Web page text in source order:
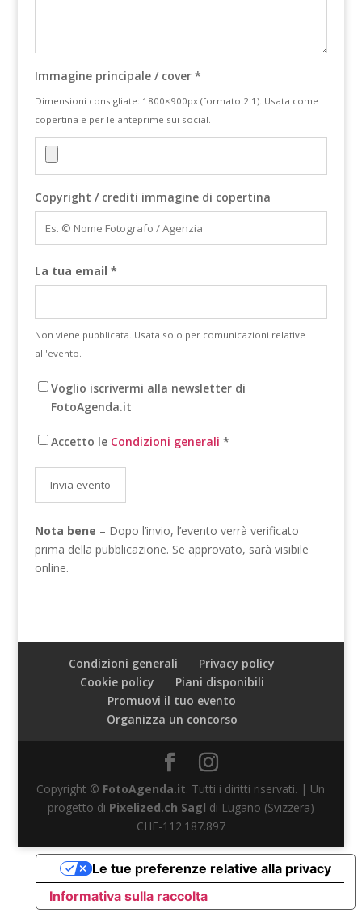
Immagine principale / cover *
Dimensioni consigliate: 1800×900px (formato 2:1). Usata come
copertina e per le anteprime sui social.
Copyright / crediti immagine di copertina
La tua email *
Non viene pubblicata. Usata solo per comunicazioni relative
all'evento.
Voglio iscrivermi alla newsletter di
FotoAgenda.it
Accetto le Condizioni generali *
Invia evento
Nota bene – Dopo l’invio, l’evento verrà verificato
prima della pubblicazione. Se approvato, sarà visibile
online.
Condizioni generali
Privacy policy
Cookie policy
Piani disponibili
Promuovi il tuo evento
Organizza un concorso
Copyright © FotoAgenda.it. Tutti i diritti riservati. | Un
progetto di Pixelized.ch Sagl di Lugano (Svizzera)
CHE-112.187.897
Informativa sulla raccolta
Le tue preferenze relative alla privacy